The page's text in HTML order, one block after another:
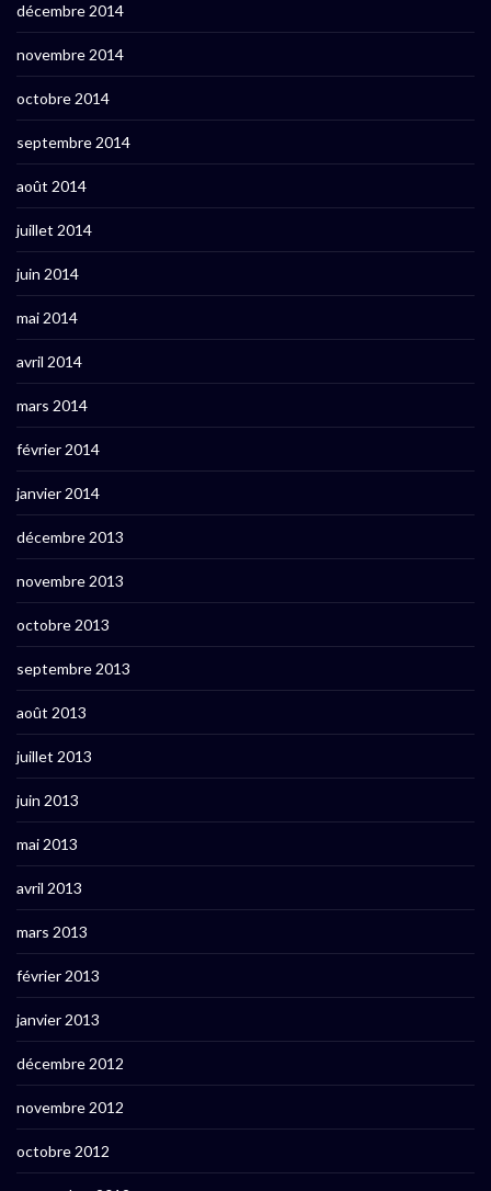
décembre 2014
novembre 2014
octobre 2014
septembre 2014
août 2014
juillet 2014
juin 2014
mai 2014
avril 2014
mars 2014
février 2014
janvier 2014
décembre 2013
novembre 2013
octobre 2013
septembre 2013
août 2013
juillet 2013
juin 2013
mai 2013
avril 2013
mars 2013
février 2013
janvier 2013
décembre 2012
novembre 2012
octobre 2012